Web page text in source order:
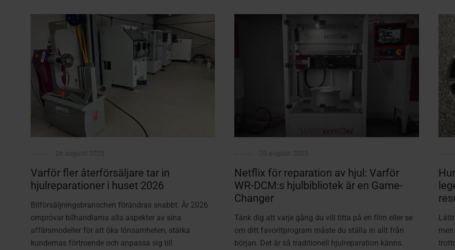
Varför fler återförsäljare tar in
hjulreparationer i huset 2026
Bilförsäljningsbranschen förändras snabbt. År 2026
omprövar bilhandlarna alla aspekter av sina
affärsmodeller för att öka lönsamheten, stärka
kundernas förtroende och anpassa sig till
Netflix för reparation av hjul: Varför
WR-DCM:s hjulbibliotek är en Game-
Changer
Tänk dig att varje gång du vill titta på en film eller se
om ditt favoritprogram måste du ställa in allt från
början. Det är så traditionell hjulreparation känns.